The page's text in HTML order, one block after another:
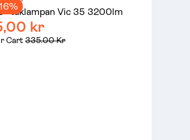
16%-taklampan Vic 35 3200lm
kr
Cart335.00 Kr